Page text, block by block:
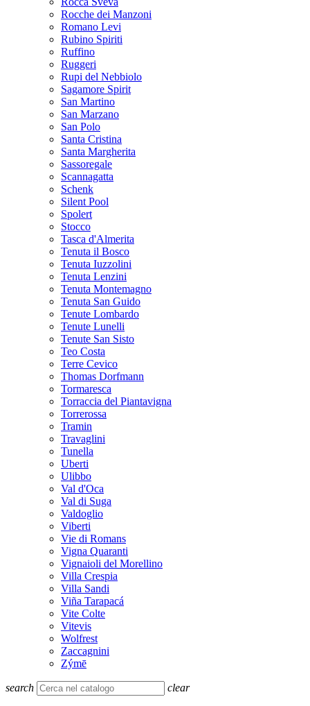
Rocche dei Manzoni
Romano Levi
Rubino Spiriti
Ruffino
Ruggeri
Rupi del Nebbiolo
Sagamore Spirit
San Martino
San Marzano
San Polo
Santa Cristina
Santa Margherita
Sassoregale
Scannagatta
Schenk
Silent Pool
Spolert
Stocco
Tasca d'Almerita
Tenuta il Bosco
Tenuta Iuzzolini
Tenuta Lenzini
Tenuta Montemagno
Tenuta San Guido
Tenute Lombardo
Tenute Lunelli
Tenute San Sisto
Teo Costa
Terre Cevico
Thomas Dorfmann
Tormaresca
Torraccia del Piantavigna
Torrerossa
Tramin
Travaglini
Tunella
Uberti
Ulibbo
Val d'Oca
Val di Suga
Valdoglio
Viberti
Vie di Romans
Vigna Quaranti
Vignaioli del Morellino
Villa Crespia
Villa Sandi
Viña Tarapacá
Vite Colte
Vitevis
Wolfrest
Zaccagnini
Zýmē
search clear